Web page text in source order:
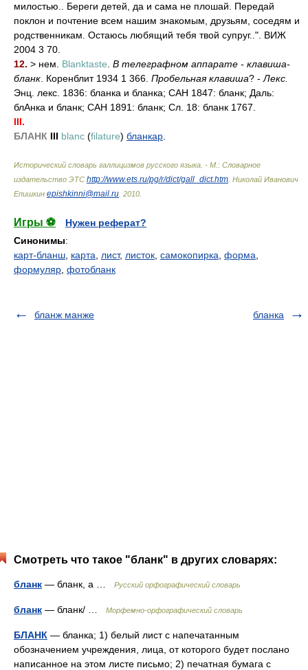
милостью.. Береги детей, да и сама не плошай. Передай
поклон и почтение всем нашим знакомым, друзьям, соседям и
родственникам. Остаюсь любящий тебя твой супруг..". ВИЖ
2004 3 70.
12. > нем. Blanktaste В телеграфном аппарате - клавиша-
бланк . Коренблит 1934 1 366. Пробельная клавиша? - Лекс.
Энц. лекс. 1836: бланка и бланка; САН 1847: бланк; Даль:
блАнка и бланк; САН 1891: бланк; Сл. 18: бланк 1767.
III.
БЛАНК III blanc (filature) бланкар
Исторический словарь галлицизмов русского языка. - М.: Словарное
издательство ЭТС http://www.ets.ru/pg/r/dict/gall_dict.htm Николай Иванович
Епишкин epishkinni@mail.ru 2010
Игры ⚽
Нужен реферат?
Синонимы:
карт-бланш карта лист, листок самокопирка форма
формуляр фотобланк
бланж манже бланка
Смотреть что такое "бланк" в других словарях:
бланк — бланк, а … Русский орфографический словарь
бланк — бланк/ … Морфемно-орфографический словарь
БЛАНК — бланка; 1) белый лист с напечатанным
обозначением учреждения, лица, от которого будет послано
написанное на этом листе письмо; 2) печатная бумага с